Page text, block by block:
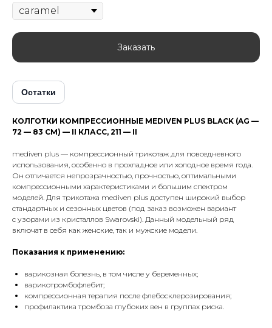
Заказать
Остатки
КОЛГОТКИ КОМПРЕССИОННЫЕ MEDIVEN PLUS BLACK (AG —
72 — 83 СМ) — II КЛАСС, 211 — II
mediven plus — компрессионный трикотаж для повседневного
использования, особенно в прохладное или холодное время года.
Он отличается непрозрачностью, прочностью, оптимальными
компрессионными характеристиками и большим спектром
моделей. Для трикотажа mediven plus доступен широкий выбор
стандартных и сезонных цветов (под заказ возможен вариант
с узорами из кристаллов Swarovski). Данный модельный ряд
включат в себя как женские, так и мужские модели.
Показания к применению:
варикозная болезнь, в том числе у беременных;
варикотромбофлебит;
компрессионная терапия после флебосклерозирования;
профилактика тромбоза глубоких вен в группах риска.